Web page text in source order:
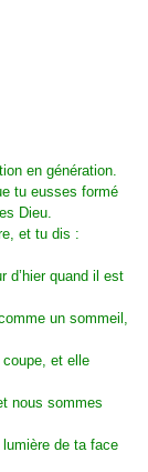
en génération.
tu eusses formé
Dieu.
et tu dis :
d’hier quand il est
un sommeil,
et elle
nous sommes
de ta face